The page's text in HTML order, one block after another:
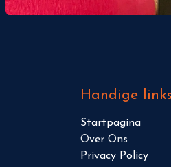
Handige links
Sta​r​tpagi​na
Over Ons
Privacy Policy